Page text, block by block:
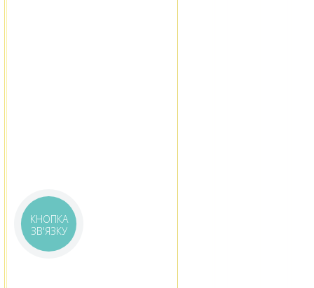
КНОПКА
ЗВ'ЯЗКУ